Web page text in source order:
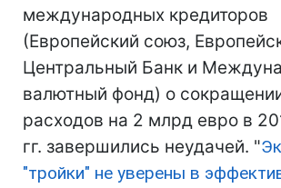
международных кредиторов
(Европейский союз,
Центральный Банк и
валютный фонд) о
расходов на 2 млрд евро в
гг. завершились неудачей. "
"тройки" не уверены в